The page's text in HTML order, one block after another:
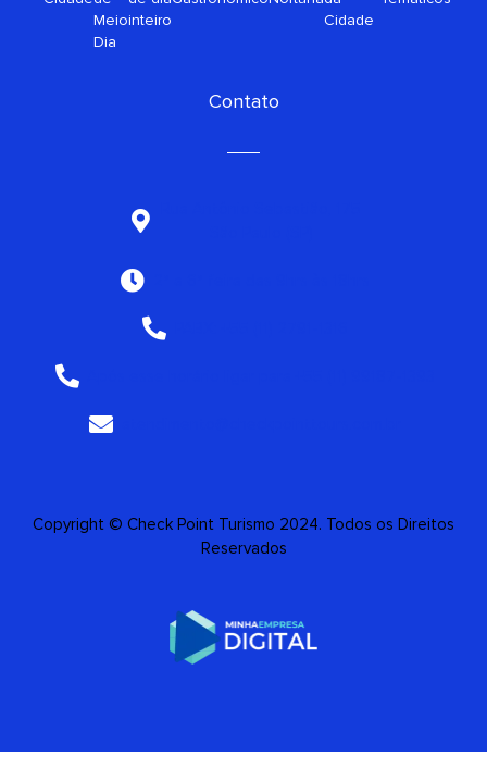
Meio
Dia
inteiro
Cidade
Contato
Copyright © Check Point Turismo 2024. Todos os Direitos
Reservados